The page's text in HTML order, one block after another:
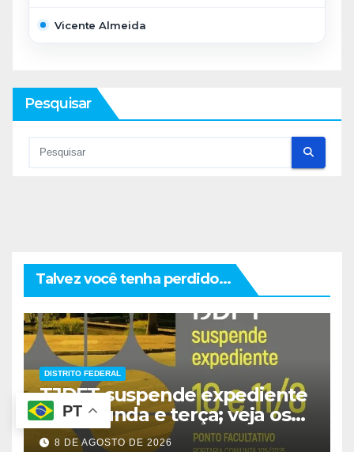
Vicente Almeida
Pesquisar
Talvez você tenha perdido...
DISTRITO FEDERAL
TJDFT suspende expediente
na segunda e terça; veja os
prazos
8 DE AGOSTO DE 2026
PT